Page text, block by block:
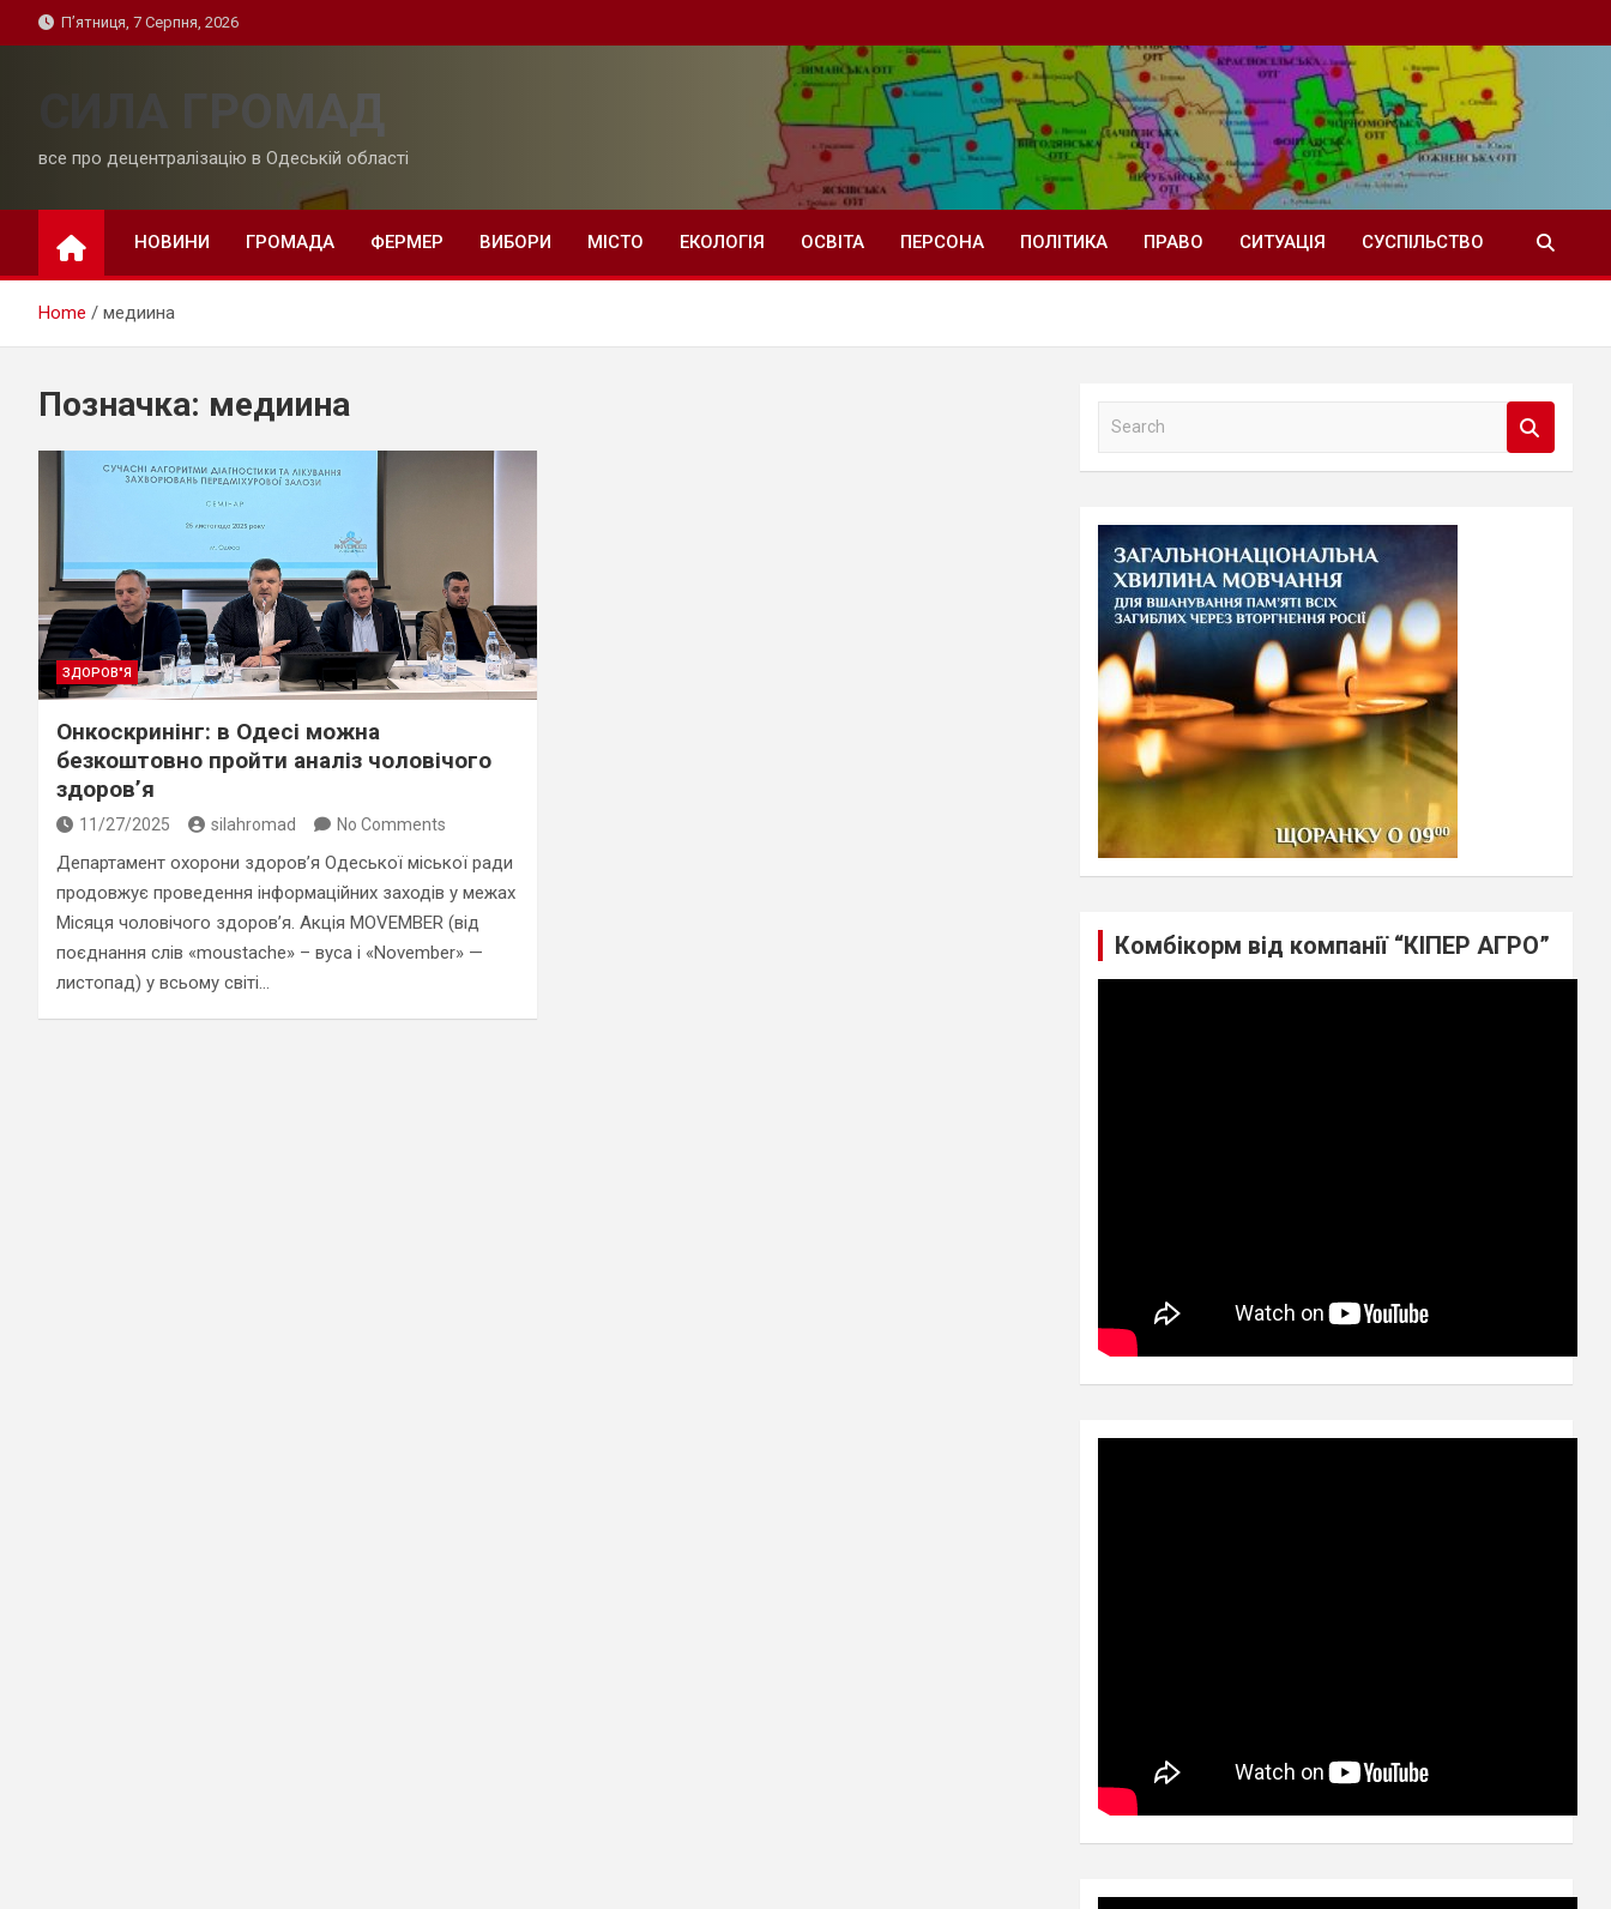
to
П’ятниця, 7 Серпня, 2026
СИЛА ГРОМАД
все про децентралізацію в Одеській області
НОВИНИ ГРОМАДА ФЕРМЕР ВИБОРИ МІСТО ЕКОЛОГІЯ ОСВІТА ПЕРСОНА ПОЛІТИКА ПРАВО СИТУАЦІЯ СУСПІЛЬСТВО
Home медиина
Позначка: медиина
ЗДОРОВ"Я
Онкоскринінг: в Одесі можна
безкоштовно пройти аналіз чоловічого
здоров’я
11/27/2025 silahromad No Comments
Департамент охорони здоров’я Одеської міської ради
продовжує проведення інформаційних заходів у межах
Місяця чоловічого здоров’я. Акція MOVEMBER (від
поєднання слів «moustache» – вуса і «November» —
листопад) у всьому світі…
a
Комбікорм від компанії “КІПЕР АГРО”